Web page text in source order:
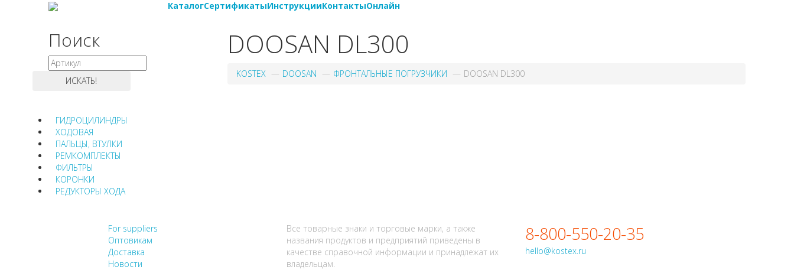
КаталогСертификатыИнструкцииКонтактыОнлайн
Поиск
ГИДРОЦИЛИНДРЫ
ХОДОВАЯ
ПАЛЬЦЫ, ВТУЛКИ
РЕМКОМПЛЕКТЫ
ФИЛЬТРЫ
КОРОНКИ
РЕДУКТОРЫ ХОДА
DOOSAN DL300
KOSTEX DOOSAN ФРОНТАЛЬНЫЕ ПОГРУЗЧИКИ DOOSAN DL300
For suppliers
Оптовикам
Доставка
Новости
Все товарные знаки и торговые марки, а также
названия продуктов и предприятий приведены в
качестве справочной информации и принадлежат их
владельцам.
8-800-550-20-35
hello@kostex.ru